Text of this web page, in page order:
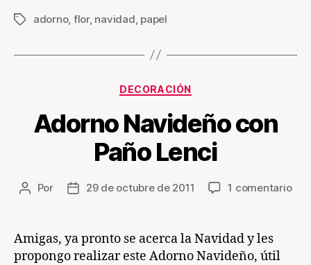
Etiquetas
adorno, flor, navidad papel
Categorías
DECORACIÓN
Adorno Navideño con
Paño Lenci
Autor
entrada
Por
Fecha
entrada
29 de octubre de 2011 1 comentarioen
Amigas, ya pronto se acerca la Navidad y les
propongo realizar este Adorno Navideño, útil